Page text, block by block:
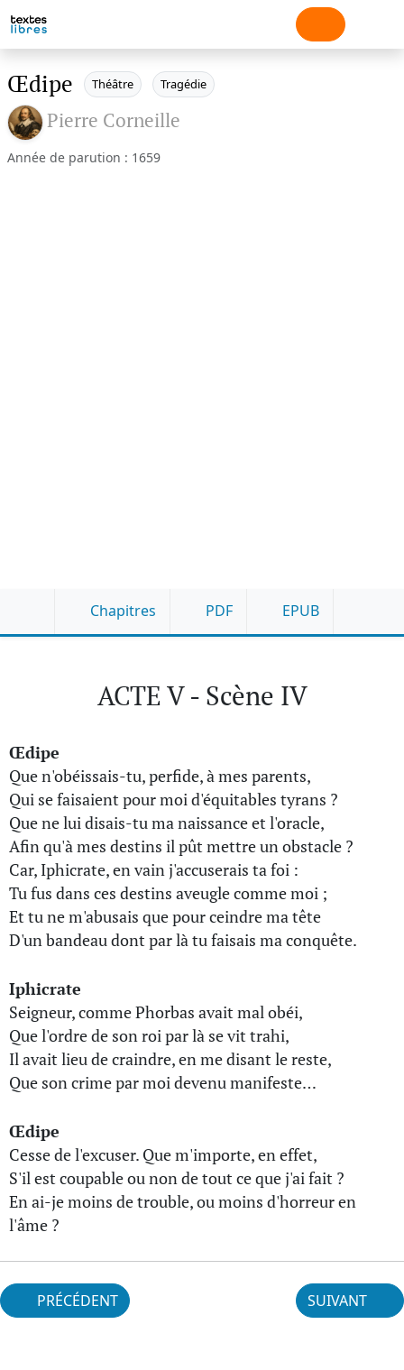
Œdipe Théâtre Tragédie
Pierre Corneille
Année de parution : 1659
Chapitres PDF EPUB
ACTE V - Scène IV
Œdipe
Que n'obéissais-tu, perfide, à mes parents,
Qui se faisaient pour moi d'équitables tyrans ?
Que ne lui disais-tu ma naissance et l'oracle,
Afin qu'à mes destins il pût mettre un obstacle ?
Car, Iphicrate, en vain j'accuserais ta foi :
Tu fus dans ces destins aveugle comme moi ;
Et tu ne m'abusais que pour ceindre ma tête
D'un bandeau dont par là tu faisais ma conquête.
Iphicrate
Seigneur, comme Phorbas avait mal obéi,
Que l'ordre de son roi par là se vit trahi,
Il avait lieu de craindre, en me disant le reste,
Que son crime par moi devenu manifeste…
Œdipe
Cesse de l'excuser. Que m'importe, en effet,
S'il est coupable ou non de tout ce que j'ai fait ?
En ai-je moins de trouble, ou moins d'horreur en
l'âme ?
PRÉCÉDENT SUIVANT